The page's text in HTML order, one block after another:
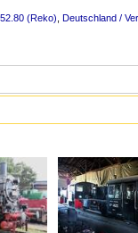
(Reko) Deutschland /